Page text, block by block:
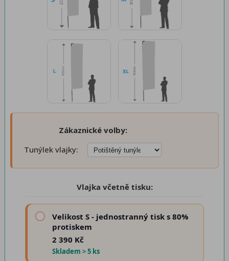
Zákaznické volby:
Tunýlek vlajky:
Vlajka včetně tisku:
Velikost S - jednostranný tisk s 80%
protiskem
2 390 Kč
Skladem > 5 ks